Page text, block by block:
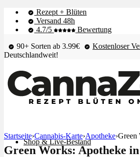
Rezept + Blüten
Versand 48h
4.7/5
Bewertung
90+ Sorten ab 3.99€
Kostenloser
Deutschlandweit!
Shop & Live-Bestand
Startseite›Cannabis-Karte›Apotheke›Green
Green Works: Apotheke